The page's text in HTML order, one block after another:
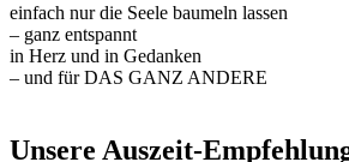
einfach nur die Seele baumeln lassen
– ganz entspannt
in Herz und in Gedanken
– und für DAS GANZ ANDERE
Unsere Auszeit-